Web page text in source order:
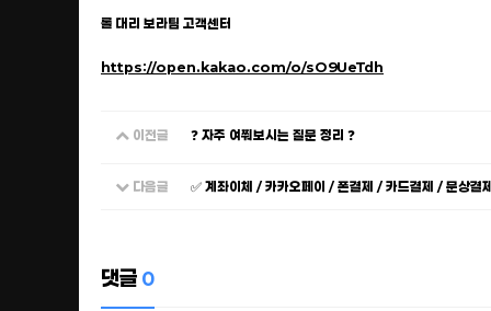
롤 대리 보라팀 고객센터
https://open.kakao.com/o/sO9UeTdh
이전글 ❓ 자주 여쭤보시는 질문 정리 ❓
다음글 ✅ 계좌이체 / 카카오페이 / 폰결제 / 카드결제 / 문상결
댓글 0